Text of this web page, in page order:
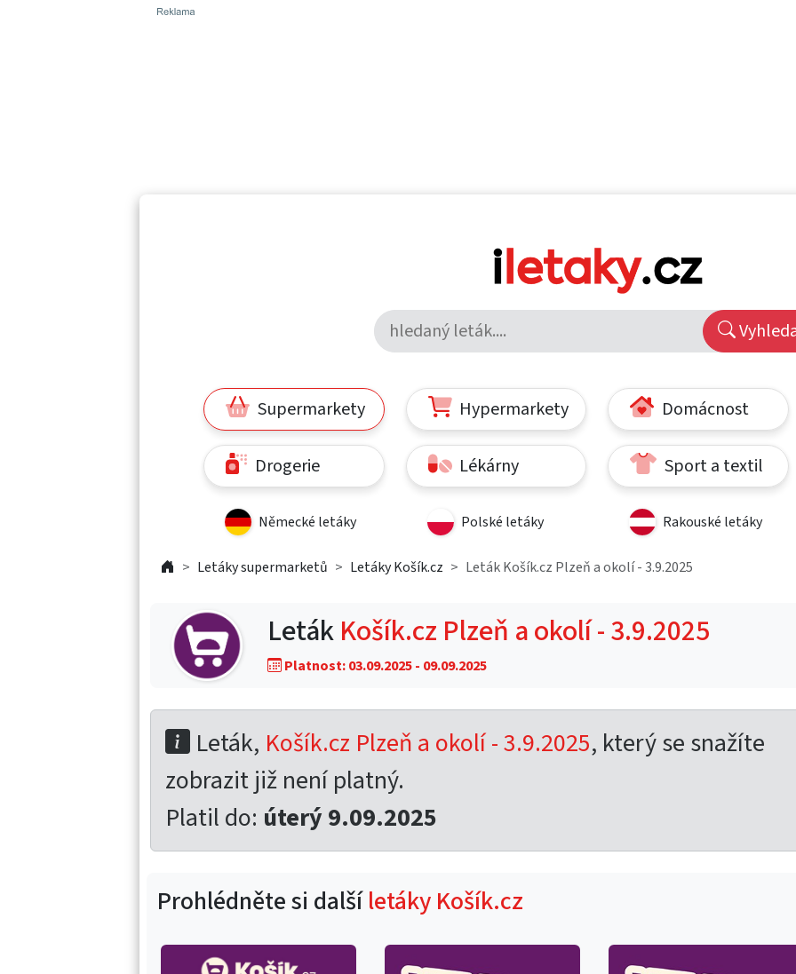
Supermarkety Hypermarkety Domácnost
Drogerie Lékárny Sport a textil
Německé letáky Polské letáky Rakouské letáky
Letáky supermarketů Letáky Košík.cz Leták Košík.cz Plzeň a okolí - 3.9.2025
LetákKošík.cz Plzeň a okolí - 3.9.2025
Platnost: 03.09.2025 - 09.09.2025
Leták, Košík.cz Plzeň a okolí - 3.9.2025, který se snažíte
zobrazit již není platný.
Platil do: úterý 9.09.2025
Prohlédněte si dalšíletáky Košík.cz